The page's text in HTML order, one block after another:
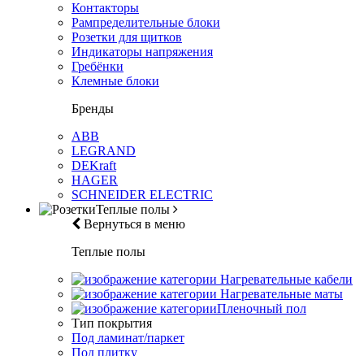
Контакторы
Рампределительные блоки
Розетки для щитков
Индикаторы напряжения
Гребёнки
Клемные блоки
Бренды
ABB
LEGRAND
DEKraft
HAGER
SCHNEIDER ELECTRIC
Теплые полы
Вернуться в меню
Теплые полы
Нагревательные кабели
Нагревательные маты
Пленочный пол
Тип покрытия
Под ламинат/паркет
Под плитку